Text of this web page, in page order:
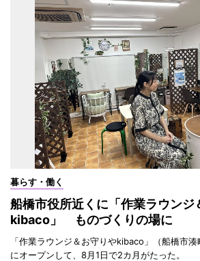
暮らす・働く
船橋市役所近くに「作業ラウンジ
kibaco」 ものづくりの場に
「作業ラウンジ＆お守りやkibaco」（船橋市
にオープンして、8月1日で2カ月がたった。